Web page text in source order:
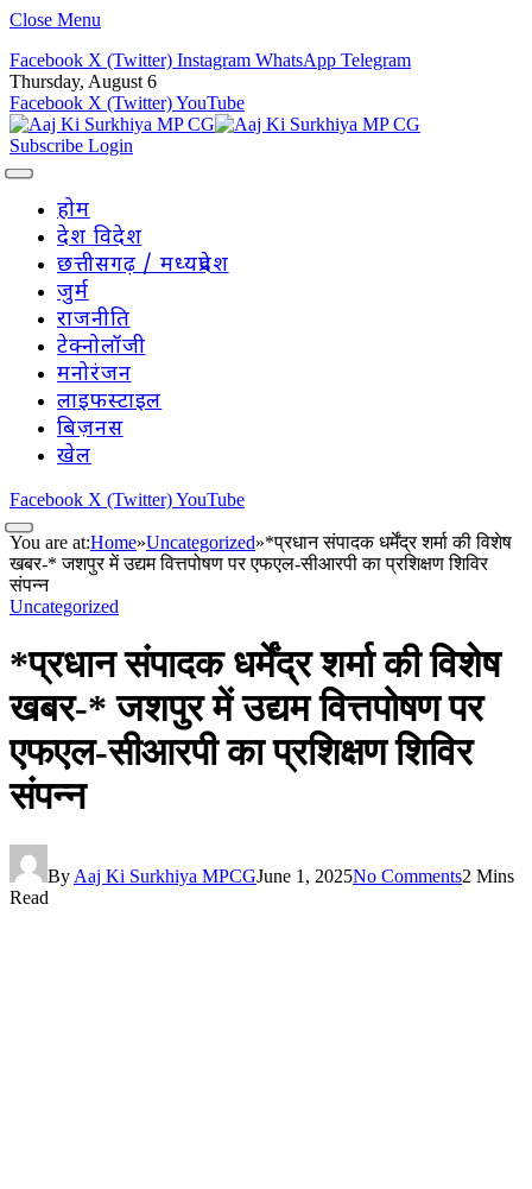
Close Menu
Facebook X (Twitter) Instagram WhatsApp Telegram
Thursday, August 6
Facebook X (Twitter)YouTube
Subscribe Login
होम
देश विदेश
छत्तीसगढ़ / मध्यप्रदेश
जुर्म
राजनीति
टेक्नोलॉजी
मनोरंजन
लाइफस्टाइल
बिज़नस
खेल
Facebook X (Twitter)YouTube
You are at:Home»Uncategorized»*प्रधान संपादक धर्मेंद्र शर्मा की विशेष
खबर-* जशपुर में उद्यम वित्तपोषण पर एफएल-सीआरपी का प्रशिक्षण शिविर
संपन्न
Uncategorized
*प्रधान संपादक धर्मेंद्र शर्मा की विशेष
खबर-* जशपुर में उद्यम वित्तपोषण पर
एफएल-सीआरपी का प्रशिक्षण शिविर
संपन्न
By Aaj Ki Surkhiya MPCGJune 1, 2025No Comments2 Mins
Read